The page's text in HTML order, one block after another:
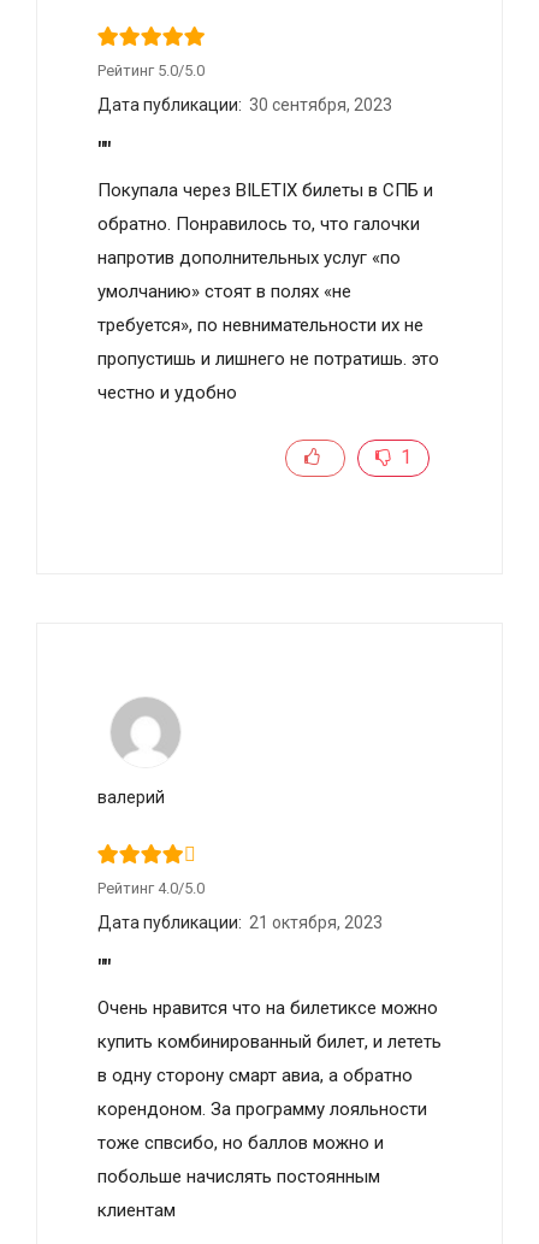
Рейтинг 5.0/5.0
Дата публикации: 30 сентября, 2023
""
Покупала через BILETIX билеты в СПБ и
обратно. Понравилось то, что галочки
напротив дополнительных услуг «по
умолчанию» стоят в полях «не
требуется», по невнимательности их не
пропустишь и лишнего не потратишь. это
честно и удобно
1
валерий
Рейтинг 4.0/5.0
Дата публикации: 21 октября, 2023
""
Очень нравится что на билетиксе можно
купить комбинированный билет, и лететь
в одну сторону смарт авиа, а обратно
корендоном. За программу лояльности
тоже спвсибо, но баллов можно и
побольше начислять постоянным
клиентам